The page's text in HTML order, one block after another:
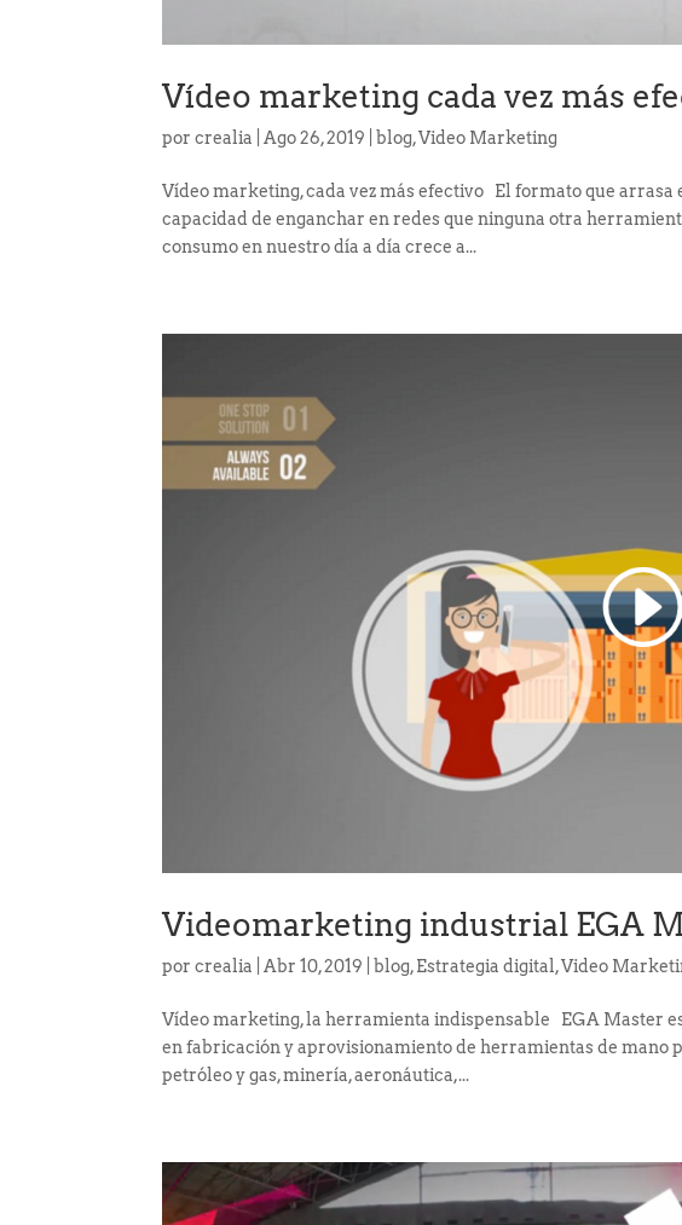
Vídeo marketing cada vez más
porcrealia |Ago 26, 2019 blog,Video Marketing
Vídeo marketing, cada vez más efectivo El formato que arrasa
capacidad de enganchar en redes que ninguna otra
consumo en nuestro día a día crece a...
Videomarketing industrial EGA
porcrealia |Abr 10, 2019 |blog,Estrategia digital,Video
Vídeo marketing, la herramienta indispensable EGA Master
en fabricación y aprovisionamiento de herramientas de mano
petróleo y gas, minería, aeronáutica,...